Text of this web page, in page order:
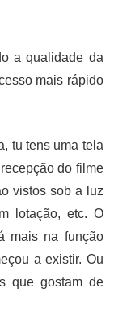
a qualidade da
mais rápido
tu tens uma tela
do filme
vistos sob a luz
lotação, etc. O
mais na função
a existir. Ou
que gostam de